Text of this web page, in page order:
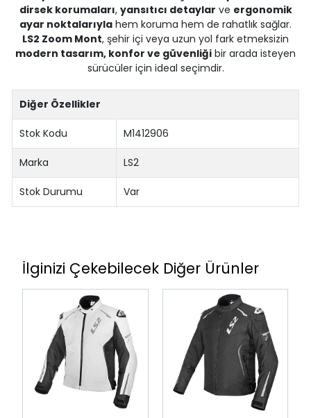
dirsek korumaları, yansıtıcı detaylar ve ergonomik
ayar noktalarıyla hem koruma hem de rahatlık sağlar.
LS2 Zoom Mont, şehir içi veya uzun yol fark etmeksizin
modern tasarım, konfor ve güvenliği bir arada isteyen
sürücüler için ideal seçimdir.
Diğer Özellikler
Stok Kodu M1412906
Marka LS2
Stok Durumu Var
İlginizi Çekebilecek Diğer Ürünler